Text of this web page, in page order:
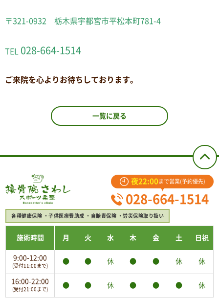
〒321-0932 栃木県宇都宮市平松本町781-4
TEL 028-664-1514
ご来院を心よりお待ちしております。
一覧に戻る
夜22:00 まで営業(予約優先)
028-664-1514
各種健康保険 子供医療費助成 自賠責保険 労災保険取り扱い
施術時間 月 火 水 木 金 土 日祝
9:00-12:00
(受付11:00まで)
● ● 休 ● ● 休 休
16:00-22:00
(受付21:00まで)
● ● 休 ● ● ● 休